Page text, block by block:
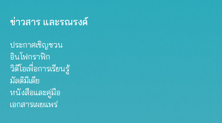
ข่าวสาร และรณรงค์
ประกาศเชิญชวน
อินโฟกราฟิก
วิดีโอเพื่อการเรียนรู้
มัลติมีเดีย
หนังสือและคู่มือ
เอกสารเผยแพร่